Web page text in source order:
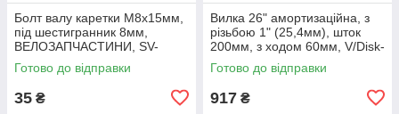
Болт валу каретки M8x15мм,
під шестигранник 8мм,
ВЕЛОЗАПЧАСТИНИ, SV-
403875
Готово до відправки
35 ₴
Вилка 26" амортизаційна, з
різьбою 1" (25,4мм), шток
200мм, з ходом 60мм, V/Disk-
brake, чорна,
ВЕЛОЗАПЧАСТИНИ, SV-
Готово до відправки
917 ₴